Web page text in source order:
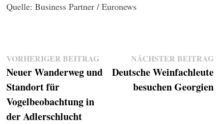
Quelle: Business Partner / Euronews
Beitragsnavigation
VORHERIGER BEITRAGVorheriger
Beitrag:
Neuer Wanderweg und
Standort für
Vogelbeobachtung in
der Adlerschlucht
NÄCHSTER BEITRAG
Deutsche Weinfachleute
besuchen Georgien